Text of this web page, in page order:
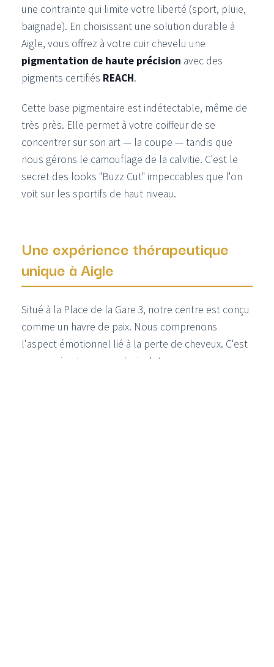
une contrainte qui limite votre liberté (sport, pluie,
baignade). En choisissant une solution durable à
Aigle, vous offrez à votre cuir chevelu une
pigmentation de haute précision avec des
pigments certifiés REACH.
Cette base pigmentaire est indétectable, même de
très près. Elle permet à votre coiffeur de se
concentrer sur son art — la coupe — tandis que
nous gérons le camouflage de la calvitie. C'est le
secret des looks "Buzz Cut" impeccables que l'on
voit sur les sportifs de haut niveau.
Une expérience thérapeutique
unique à Aigle
Situé à la Place de la Gare 3, notre centre est conçu
comme un havre de paix. Nous comprenons
l'aspect émotionnel lié à la perte de cheveux. C'est
pourquoi notre approche inclut :